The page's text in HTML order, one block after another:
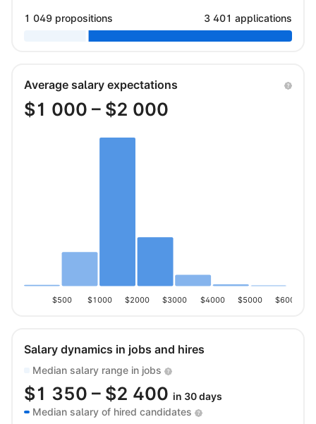
1 049 propositions 3 401 applications
Average salary expectations
$1 000 – $2 000
$500 $1000 $2000 $3000 $4000 $5000 $6000
Salary dynamics in jobs and hires
Median salary range in jobs
$1 350 – $2 400 in 30 days
Median salary of hired candidates